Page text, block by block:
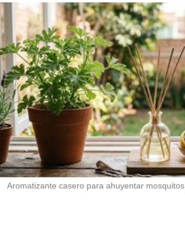
i
o
n
e
s
d
e
c
o
m
a
r
t
i
r
a
r
Aromatizante casero para ahuyentar mosquitos